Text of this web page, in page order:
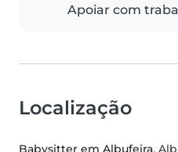
Apoiar com
Localização
Babysitter em Albufeira,